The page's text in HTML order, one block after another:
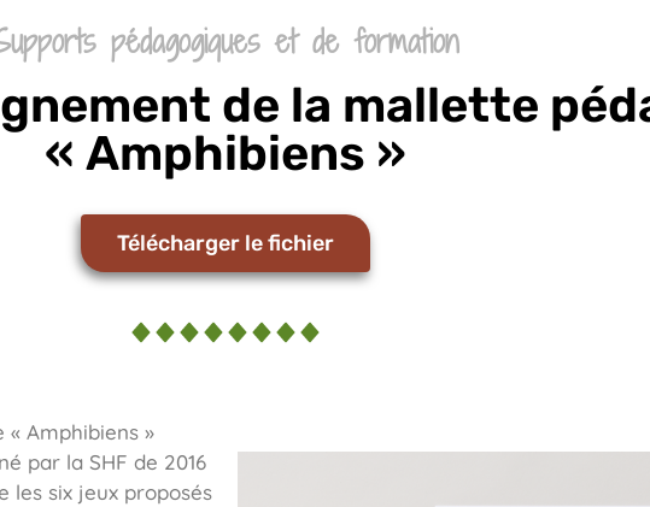
pédagogiques et de formation
de la mallette
« Amphibiens »
Télécharger le fichier
Amphibiens »
par la SHF de 2016
les six jeux proposés